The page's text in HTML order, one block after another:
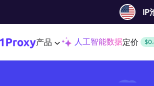
IP
产品 人工智能数据定价